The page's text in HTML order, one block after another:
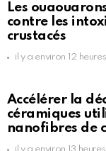
Les
contre les
crustacés
il y a environ 12 heures
Accélérer la
céramiques
nanofibres de